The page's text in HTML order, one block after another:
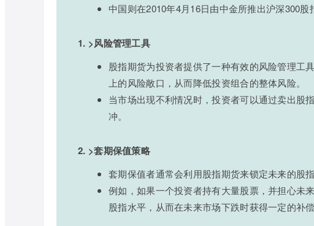
中国则在2010年4月16日由中金所推出沪深300股
1. >风险管理工具
股指期货为投资者提供了一种有效的风险管理工
上的风险敞口，从而降低投资组合的整体风险。
当市场出现不利情况时，投资者可以通过卖出股
冲。
2. >套期保值策略
套期保值者通常会利用股指期货来锁定未来的股
例如，如果一个投资者持有大量股票，并担心未
股指水平，从而在未来市场下跌时获得一定的补偿